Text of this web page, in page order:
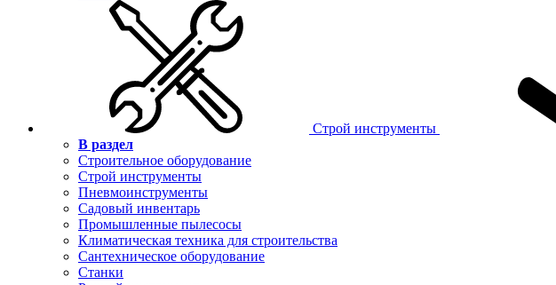
Строй инструменты
В раздел
Строительное оборудование
Строй инструменты
Пневмоинструменты
Садовый инвентарь
Промышленные пылесосы
Климатическая техника для строительства
Сантехническое оборудование
Станки